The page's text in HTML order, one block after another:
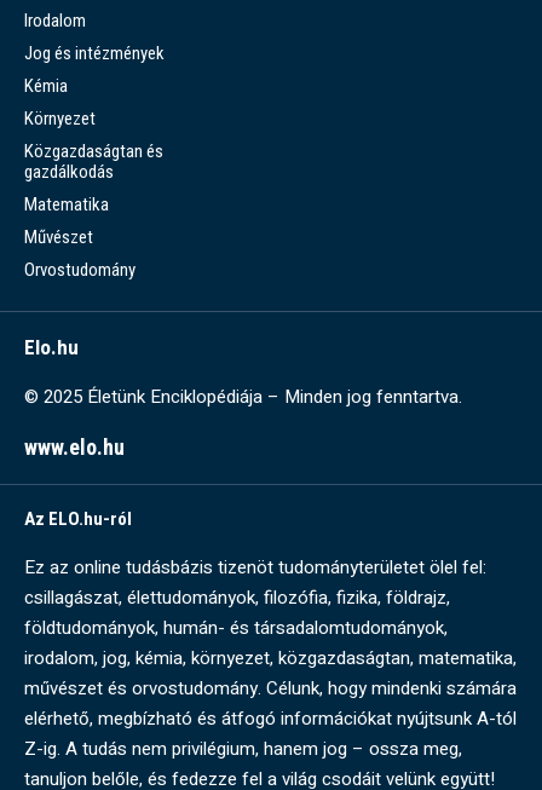
Irodalom
Jog és intézmények
Kémia
Környezet
Közgazdaságtan és
gazdálkodás
Matematika
Művészet
Orvostudomány
Elo.hu
© 2025 Életünk Enciklopédiája – Minden jog fenntartva.
www.elo.hu
Az ELO.hu-ról
Ez az online tudásbázis tizenöt tudományterületet ölel fel:
csillagászat, élettudományok, filozófia, fizika, földrajz,
földtudományok, humán- és társadalomtudományok,
irodalom, jog, kémia, környezet, közgazdaságtan, matematika,
művészet és orvostudomány. Célunk, hogy mindenki számára
elérhető, megbízható és átfogó információkat nyújtsunk A-tól
Z-ig. A tudás nem privilégium, hanem jog – ossza meg,
tanuljon belőle, és fedezze fel a világ csodáit velünk együtt!